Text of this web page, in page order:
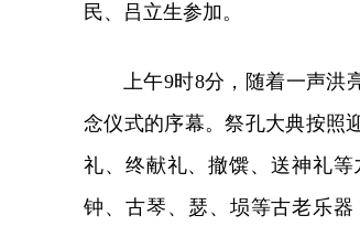
民、吕立生参加。
上午9时8分，随着一声洪
念仪式的序幕。祭孔大典按照
礼、终献礼、撤馔、送神礼
钟、古琴、瑟、埙等古老乐